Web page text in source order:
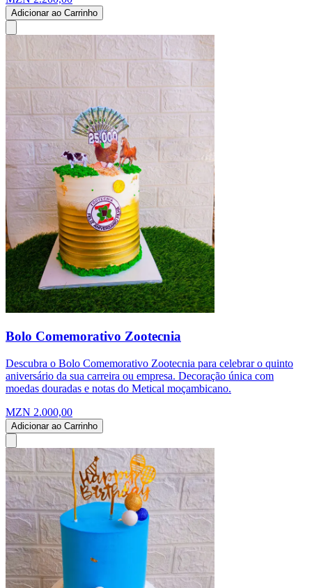
Adicionar ao Carrinho
Bolo Comemorativo Zootecnia
Descubra o Bolo Comemorativo Zootecnia para celebrar o quinto
aniversário da sua carreira ou empresa. Decoração única com
moedas douradas e notas do Metical moçambicano.
MZN 2.000,00
Adicionar ao Carrinho